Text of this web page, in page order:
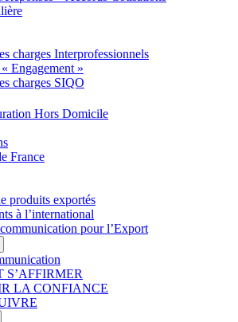
charges Interprofessionnels
Engagement »
charges SIQO
Hors Domicile
France
produits exportés
à l’international
pour l’Export
S’AFFIRMER
LA CONFIANCE